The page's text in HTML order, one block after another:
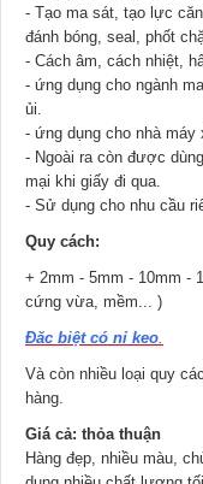
- Tạo ma sát, tạo lực
đánh bóng, seal, phốt
- Cách âm, cách nhiệt,
- ứng dụng cho ngành
ủi.
- ứng dụng cho nhà máy
- Ngoài ra còn được
mại khi giấy đi qua.
- Sử dụng cho nhu cầu
Quy cách:
+ 2mm - 5mm - 10mm -
cứng vừa, mềm... )
Đăc biệt có nỉ keo.
Và còn nhiều loại quy
hàng.
Giá cả: thỏa thuận
Hàng đẹp, nhiều màu,